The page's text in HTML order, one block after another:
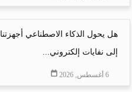
هل يحول الذكاء الاصطناعي أجهزتنا
إلى نفايات إلكتروني...
6 أغسطس, 2026